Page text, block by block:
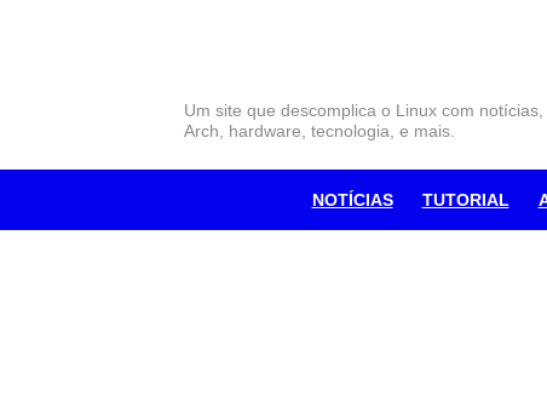
Um site que descomplica o Linux com
Arch, hardware, tecnologia, e mais.
NOTÍCIAS TUTORIAL